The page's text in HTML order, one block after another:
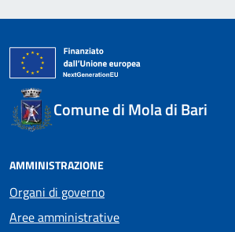
Comune di Mola di Bari
AMMINISTRAZIONE
Organi di governo
Aree amministrative